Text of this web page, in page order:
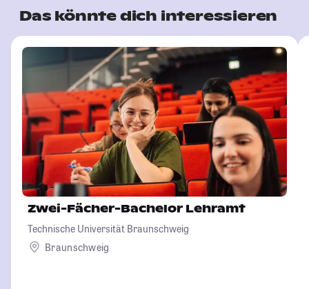
Das könnte dich interessieren
Zwei-Fächer-Bachelor Lehramt
Technische Universität Braunschweig
Braunschweig